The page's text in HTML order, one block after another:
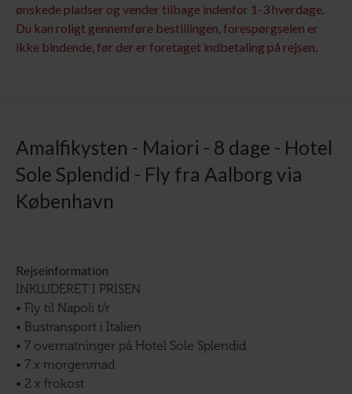
ønskede pladser og vender tilbage indenfor 1-3 hverdage.
Du kan roligt gennemføre bestillingen, forespørgselen er
ikke bindende, før der er foretaget indbetaling på rejsen.
Amalfikysten - Maiori - 8 dage - Hotel
Sole Splendid - Fly fra Aalborg via
København
Rejseinformation
INKLUDERET I PRISEN
• Fly til Napoli t/r
• Bustransport i Italien
• 7 overnatninger på Hotel Sole Splendid
• 7 x morgenmad
• 2 x frokost